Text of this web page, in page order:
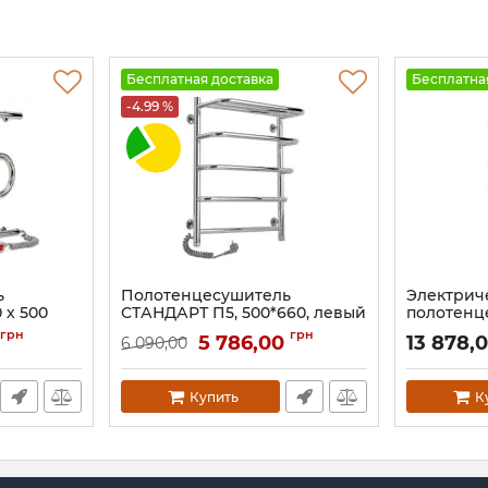
500
грн
Бесплатная доставка
-4.99 %
Полотенцесушитель
СТАНДАРТ П5, 500*660, левый
Артикул:73207176
6 090,00 5 786,00 грн
Купить
Люкс НР-I
золото
Артикул:
13